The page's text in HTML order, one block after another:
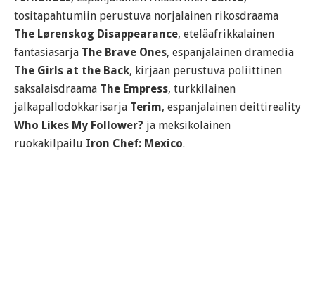
tositapahtumiin perustuva norjalainen rikosdraama
The Lørenskog Disappearance, eteläafrikkalainen
fantasiasarja The Brave Ones, espanjalainen dramedia
The Girls at the Back, kirjaan perustuva poliittinen
saksalaisdraama The Empress, turkkilainen
jalkapallodokkarisarja Terim, espanjalainen deittireality
Who Likes My Follower? ja meksikolainen
ruokakilpailu Iron Chef: Mexico.